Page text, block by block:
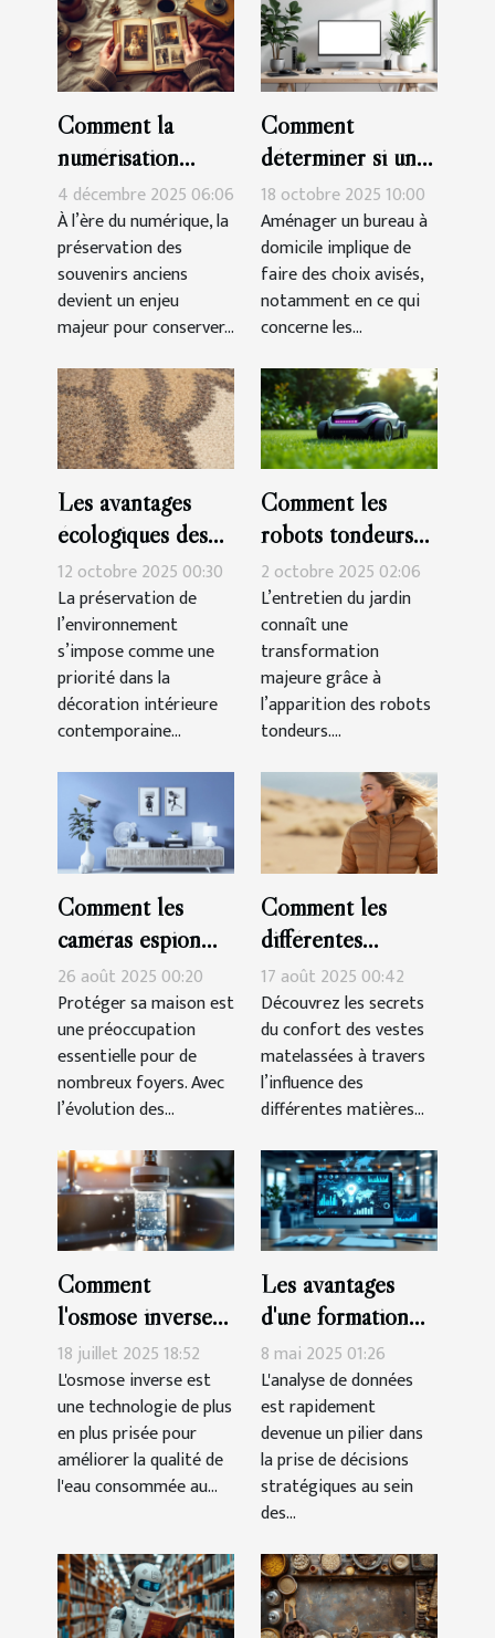
Comment la
numérisation
préserve-t-elle
l'authenticité des
souvenirs anciens
?
4 décembre 2025 06:06
À l’ère du numérique, la
préservation des
souvenirs anciens
devient un enjeu
majeur pour conserver...
Comment
déterminer si un
casque
économique suffit
pour votre bureau
à domicile ?
18 octobre 2025 10:00
Aménager un bureau à
domicile implique de
faire des choix avisés,
notamment en ce qui
concerne les...
Les avantages
écologiques des
tapis en matériaux
naturels
12 octobre 2025 00:30
La préservation de
l’environnement
s’impose comme une
priorité dans la
décoration intérieure
contemporaine...
Comment les
robots tondeurs
révolutionnent-ils
l'entretien des
jardins ?
2 octobre 2025 02:06
L’entretien du jardin
connaît une
transformation
majeure grâce à
l’apparition des robots
tondeurs....
Comment les
caméras espion
peuvent renforcer
la sécurité de
votre domicile ?
26 août 2025 00:20
Protéger sa maison est
une préoccupation
essentielle pour de
nombreux foyers. Avec
l’évolution des...
Comment les
différentes
matières
influencent-elles
le confort des
vestes matelassées
?
17 août 2025 00:42
Découvrez les secrets
du confort des vestes
matelassées à travers
l’influence des
différentes matières...
Comment
l'osmose inverse
transforme-t-elle
votre eau
quotidienne ?
18 juillet 2025 18:52
L'osmose inverse est
une technologie de plus
en plus prisée pour
améliorer la qualité de
l'eau consommée au...
Les avantages
d'une formation
intensive en
analyse de
données
8 mai 2025 01:26
L'analyse de données
est rapidement
devenue un pilier dans
la prise de décisions
stratégiques au sein
des...